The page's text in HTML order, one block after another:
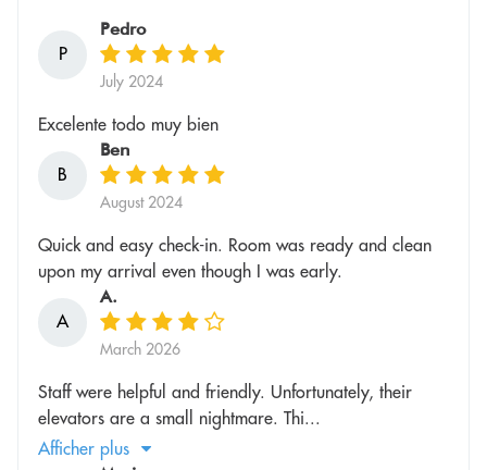
P
Pedro
July 2024
Excelente todo muy bien
B
Ben
August 2024
Quick and easy check-in. Room was ready and clean
upon my arrival even though I was early.
A
A.
March 2026
Staff were helpful and friendly. Unfortunately, their
elevators are a small nightmare. Thi...
Afficher plus